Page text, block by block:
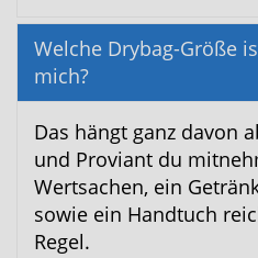
Welche Drybag-Größe
mich?
Das hängt ganz davon
und Proviant du
Wertsachen, ein
sowie ein Handtuch
Regel.